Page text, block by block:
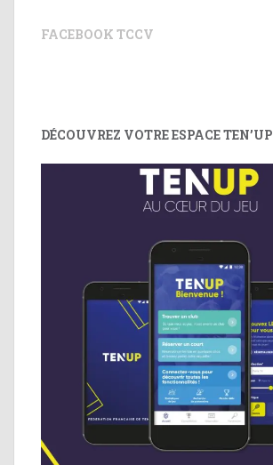
FACEBOOK TCCV
DÉCOUVREZ VOTRE ESPACE TEN’UP